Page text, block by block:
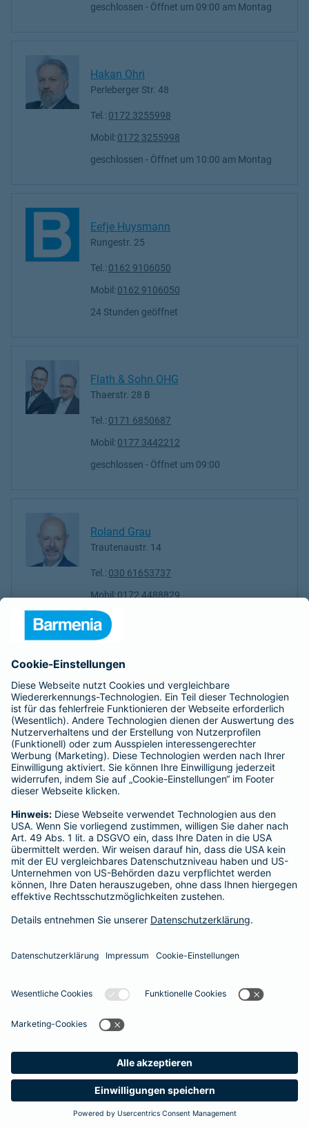
geschlossen - Öffnet um 09:00 Montag
Hakan Ohri
Perleberger Str. 48
Tel.: 0172 3255998
Mobil: 0172 3255998
geschlossen - Öffnet um 10:00 Montag
Eefje Huysmann
Rungestr. 25
Tel.: 0162 9106050
Mobil: 0162 9106050
24 Stunden geöffnet
Flath & Sohn OHG
Thaerstr. 28 B
Tel.: 0171 6850687
Mobil: 0177 3442212
geschlossen - Öffnet um 09:00
Roland Grau
Trautenaustr. 14
Tel.: 030 61653737
Mobil: 0172 4488829
geschlossen
Nicolas Totel
Trautenaustr. 14
Tel.: 030 33932477
André Gruschinski
Trautenaustr. 14
Tel.:0176 81003424
Mobil:0176 81003424
Vermittler nach Namen, Stadt oder PLZ suchen
Startseite Berlin
Datenschutz Impressum/Rechtshinweise
Barrierefreiheit
Datenschutz-Einstellungen
Einfach. Menschlich.